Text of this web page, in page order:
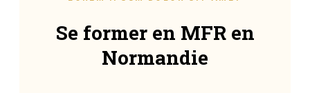
Se former en MFR en
Normandie